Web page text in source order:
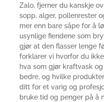
Zalo, fjerner du kanskje
sopp, alger, pollenrester
mer enn bare såpe for å
usynlige fiendene som
gjør at den flasser lenge
forklarer vi hvorfor du
hva som gjør kraftvask
bedre, og hvilke
ditt for et varig og
bruke tid og penger på å